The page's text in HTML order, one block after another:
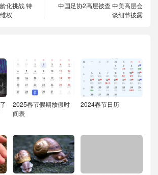
化挑战 特
权
中国足协2高层被查 中美高层会
谈细节披露
2025春节假期放假时
间表
2024春节日历